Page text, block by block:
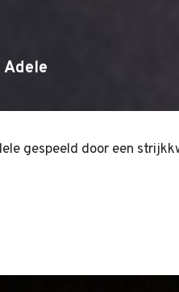
gespeeld door een